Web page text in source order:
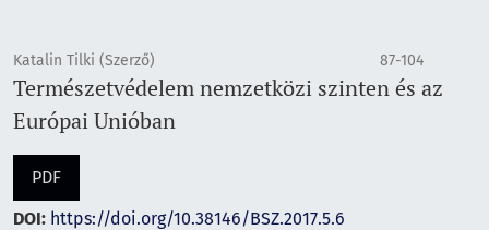
Katalin Tilki (Szerző) 87-104
Természetvédelem nemzetközi szinten és az
Európai Unióban
PDF
DOI: https://doi.org/10.38146/BSZ.2017.5.6